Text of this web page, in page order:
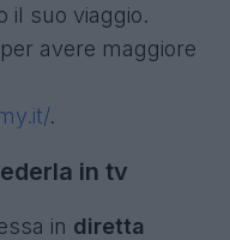
il suo viaggio.
avere maggiore
.
in tv
in diretta